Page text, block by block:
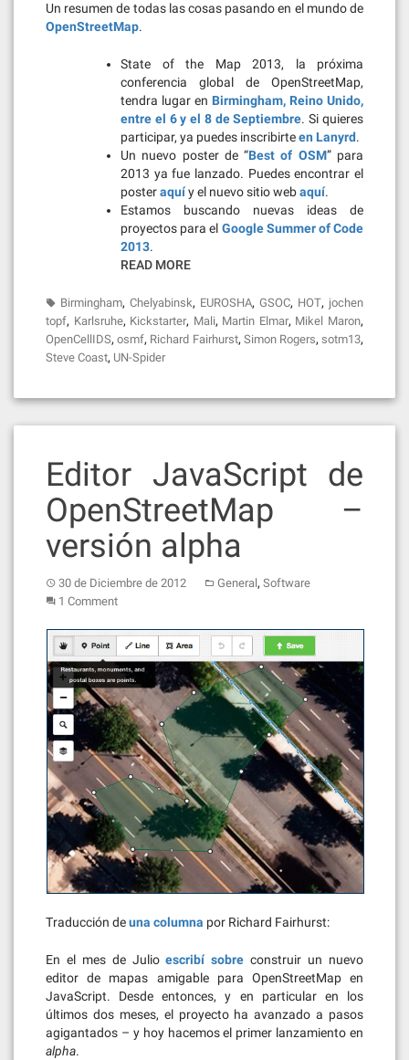
Un resumen de todas las cosas pasando en el mundo de
OpenStreetMap.
State of the Map 2013, la próxima
conferencia global de OpenStreetMap,
tendra lugar en Birmingham, Reino Unido,
entre el 6 y el 8 de Septiembre. Si quieres
participar, ya puedes inscribirteen Lanyrd.
Un nuevo poster de “Best of OSM” para
2013 ya fue lanzado. Puedes encontrar el
posteraquíy el nuevo sitio webaquí.
Estamos buscando nuevas ideas de
proyectos para el Google Summer of Code
2013.
READ MORE
Birmingham, Chelyabinsk, EUROSHA, GSOC, HOT, jochen
topf, Karlsruhe, Kickstarter, Mali, Martin Elmar, Mikel Maron,
OpenCellIDS,osmf, Richard Fairhurst, Simon Rogers,sotm13,
Steve Coast, UN-Spider
Editor JavaScript de
OpenStreetMap –
versión alpha
30 de Diciembre de 2012 General, Software
1 Comment
Traducción deuna columna por Richard Fairhurst:
En el mes de Julioescribí sobre construir un nuevo
editor de mapas amigable para OpenStreetMap en
JavaScript. Desde entonces, y en particular en los
últimos dos meses, el proyecto ha avanzado a pasos
agigantados – y hoy hacemos el primer lanzamiento en
alpha.